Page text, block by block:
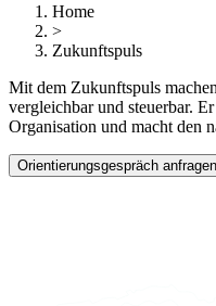
Home
>
Zukunftspuls
Mit dem Zukunftspuls
vergleichbar und steuerbar.
Organisation und macht den
Orientierungsgespräch anfragen